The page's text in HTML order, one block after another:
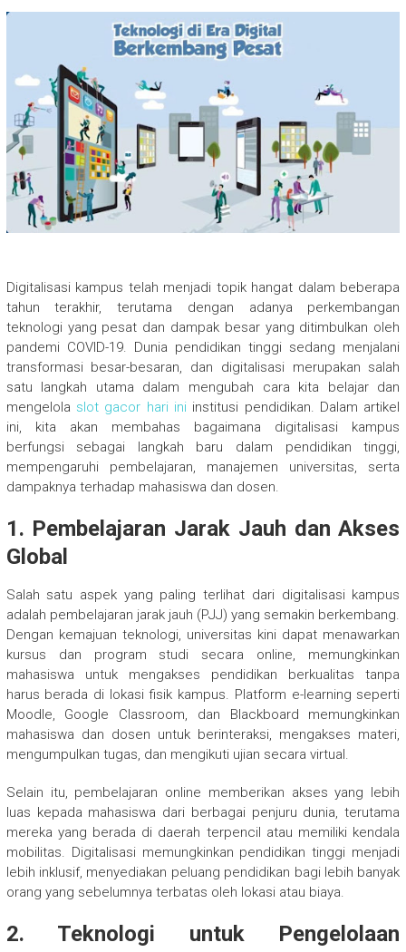
Digitalisasi kampus telah menjadi topik hangat dalam beberapa
tahun terakhir, terutama dengan adanya perkembangan
teknologi yang pesat dan dampak besar yang ditimbulkan oleh
pandemi COVID-19. Dunia pendidikan tinggi sedang menjalani
transformasi besar-besaran, dan digitalisasi merupakan salah
satu langkah utama dalam mengubah cara kita belajar dan
mengelola slot gacor hari ini institusi pendidikan. Dalam artikel
ini, kita akan membahas bagaimana digitalisasi kampus
berfungsi sebagai langkah baru dalam pendidikan tinggi,
mempengaruhi pembelajaran, manajemen universitas, serta
dampaknya terhadap mahasiswa dan dosen.
1. Pembelajaran Jarak Jauh dan Akses
Global
Salah satu aspek yang paling terlihat dari digitalisasi kampus
adalah pembelajaran jarak jauh (PJJ) yang semakin berkembang.
Dengan kemajuan teknologi, universitas kini dapat menawarkan
kursus dan program studi secara online, memungkinkan
mahasiswa untuk mengakses pendidikan berkualitas tanpa
harus berada di lokasi fisik kampus. Platform e-learning seperti
Moodle, Google Classroom, dan Blackboard memungkinkan
mahasiswa dan dosen untuk berinteraksi, mengakses materi,
mengumpulkan tugas, dan mengikuti ujian secara virtual.
Selain itu, pembelajaran online memberikan akses yang lebih
luas kepada mahasiswa dari berbagai penjuru dunia, terutama
mereka yang berada di daerah terpencil atau memiliki kendala
mobilitas. Digitalisasi memungkinkan pendidikan tinggi menjadi
lebih inklusif, menyediakan peluang pendidikan bagi lebih banyak
orang yang sebelumnya terbatas oleh lokasi atau biaya.
2. Teknologi untuk Pengelolaan